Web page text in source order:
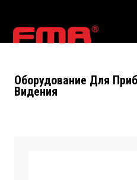
Оборудование Для
Видения